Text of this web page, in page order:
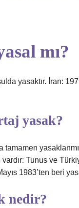
mı?
yasaktır. İran:
yasak?
tamamen
Tunus ve
1983’ten beri
nedir?